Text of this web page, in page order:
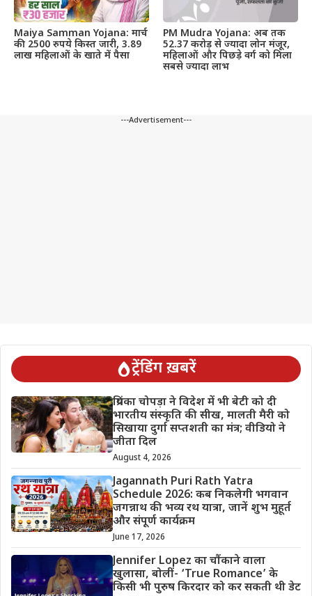
Maiya Samman Yojana: मार्च
की 2500 रुपये किस्त जारी, 3.89
लाख महिलाओं के खाते में पैसा
PM Mudra Yojana: अब तक
52.37 करोड़ से ज्यादा लोन मंजूर,
महिलाओं और पिछड़े वर्ग को मिला
सबसे ज्यादा लाभ
---Advertisement---
ट्रेंडिंग ख़बरें
प्रियंका चोपड़ा ने विदेश में भी बेटी को दी
भारतीय संस्कृति की सीख, मालती मैरी को
सिखाया दुर्गा सप्तशती का मंत्र; वीडियो ने
जीता दिल
August 4, 2026
Jagannath Puri Rath Yatra
Schedule 2026: कब निकलेगी भगवान
जगन्नाथ की भव्य रथ यात्रा, जानें शुभ मुहूर्त
और संपूर्ण कार्यक्रम
June 17, 2026
Jennifer Lopez का चौंकाने वाला
खुलासा, बोलीं- ‘True Romance’ के
किसी भी पुरुष किरदार को कर सकती थी डेट